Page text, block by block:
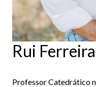
Rui
Professor Catedrático